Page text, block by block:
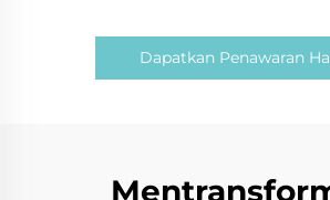
Dapatkan Penawaran